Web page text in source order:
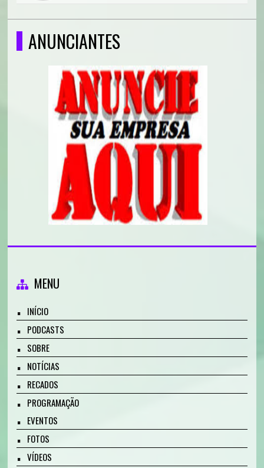
ANUNCIANTES
MENU
INÍCIO
PODCASTS
SOBRE
NOTÍCIAS
RECADOS
PROGRAMAÇÃO
EVENTOS
FOTOS
VÍDEOS